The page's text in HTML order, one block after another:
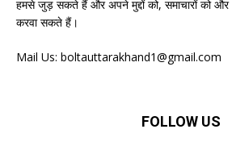
हमसे जुड़ सकते हैं और अपने मुद्दों को, समाचारों को
करवा सकते हैं।
Mail Us: boltauttarakhand1@gmail.com
FOLLOW US